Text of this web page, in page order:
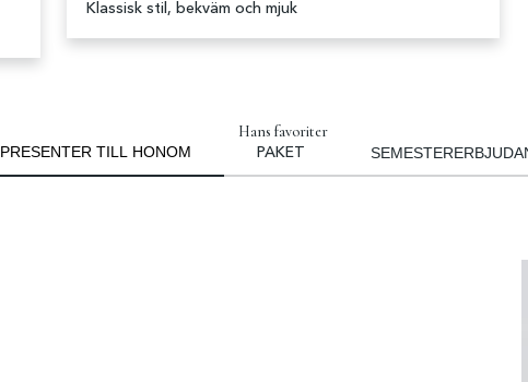
Klassisk stil, bekväm och mjuk
Hans favoriter
PRESENTER TILL HONOM PAKET